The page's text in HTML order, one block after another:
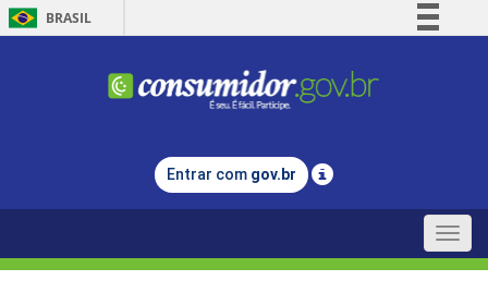
BRASIL
Comunica BR
Legislação
Entrar com gov.br
Toggle